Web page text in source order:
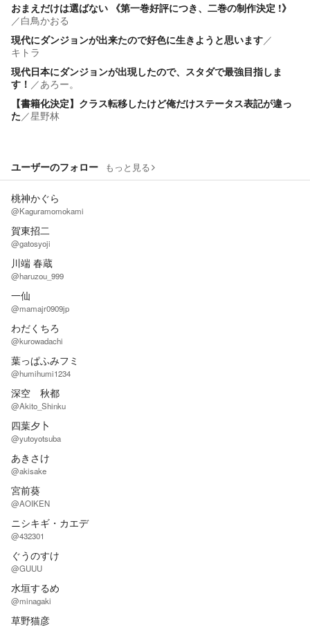
おまえだけは選ばない 《第一巻好評につき、二巻の制作決定 !》
／白鳥かおる
現代にダンジョンが出来たので好色に生きようと思います／
キトラ
現代日本にダンジョンが出現したので、スタダで最強目指しま
す！ ／あろー。
【書籍化決定】クラス転移したけど俺だけステータス表記が違っ
た／星野林
ユーザーのフォロー もっと見る
桃神かぐら
@Kaguramomokami
賀東招二
@gatosyoji
川端 春蔵
@haruzou_999
一仙
@mamajr0909jp
わだくちろ
@kurowadachi
葉っぱふみフミ
@humihumi1234
深空 秋都
@Akito_Shinku
四葉夕卜
@yutoyotsuba
あきさけ
@akisake
宮前葵
@AOIKEN
ニシキギ・カエデ
@432301
ぐうのすけ
@GUUU
水垣するめ
@minagaki
草野猫彦